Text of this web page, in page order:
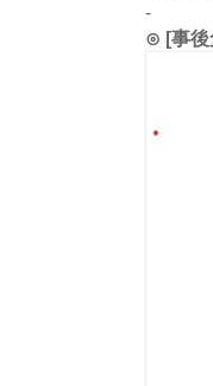
-
⊙ [事後